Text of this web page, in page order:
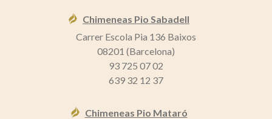
Chimeneas Pio Sabadell
Carrer Escola Pia 136 Baixos
08201 (Barcelona)
93 725 07 02
639 32 12 37
Chimeneas Pio Mataró